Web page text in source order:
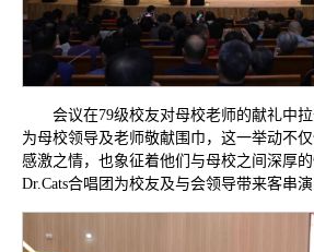
会议在79级校友对母校老师的献礼中
为母校领导及老师敬献围巾，这一举动不
感激之情，也象征着他们与母校之间深厚的
Dr.Cats合唱团为校友及与会领导带来客串演